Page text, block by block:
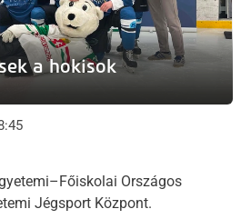
a hokisok
Országos
Jégsport Központ.